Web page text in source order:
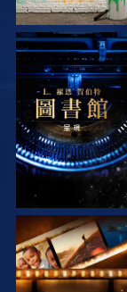
探索系列節目
探索系列節目